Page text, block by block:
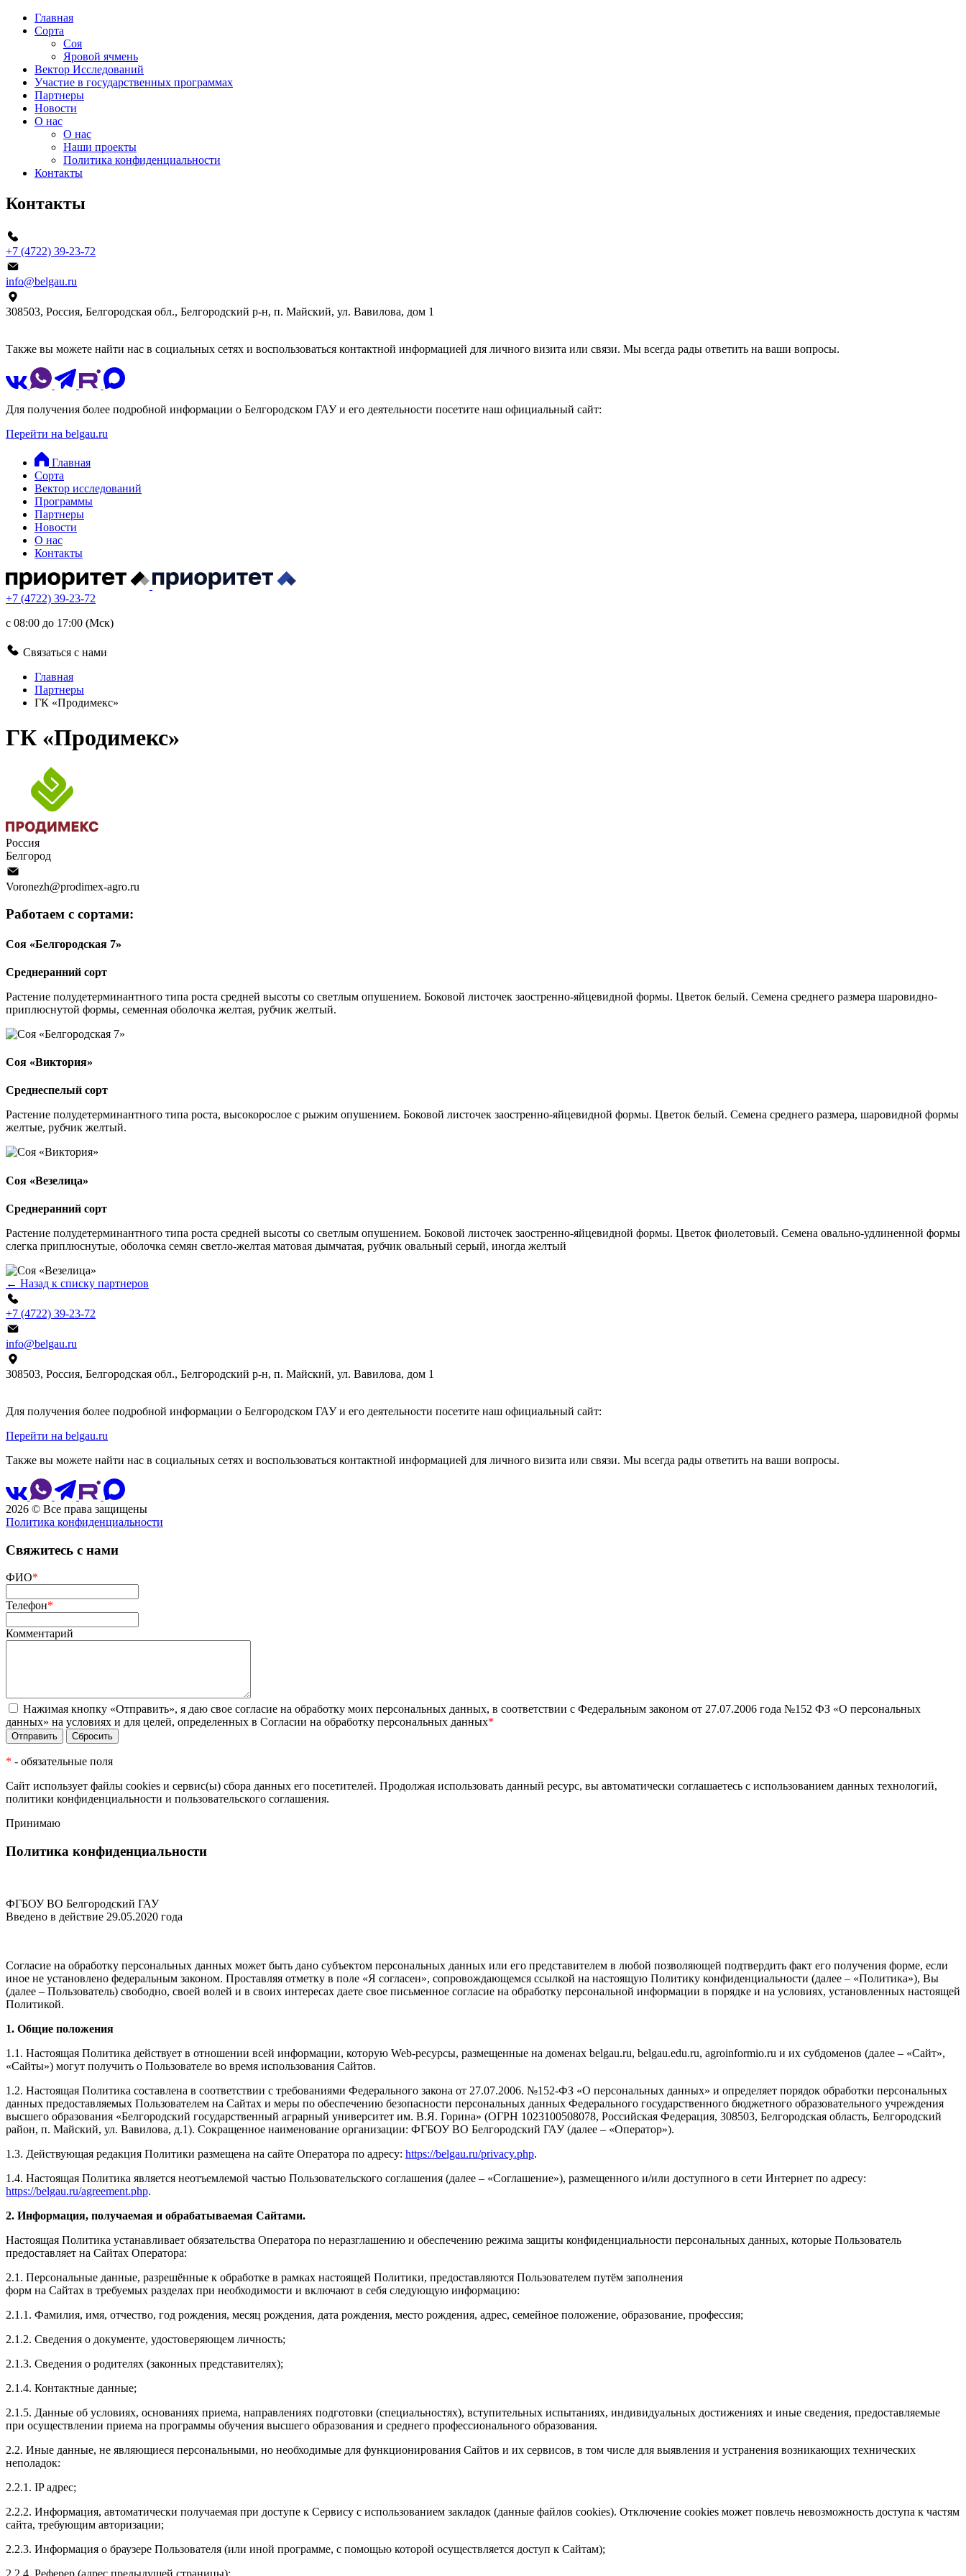
Главная
Сорта
Соя
Яровой ячмень
Вектор Исследований
Участие в государственных программах
Партнеры
Новости
О нас
О нас
Наши проекты
Политика конфиденциальности
Контакты
Контакты
+7 (4722) 39-23-72
info@belgau.ru
308503, Россия, Белгородская обл., Белгородский р‑н, п. Майский, ул. Вавилова, дом 1
Также вы можете найти нас в социальных сетях и воспользоваться контактной информацией для личного визита или связи. Мы всегда рады ответить на ваши вопросы.
Для получения более подробной информации о Белгородском ГАУ и его деятельности посетите наш официальный сайт:
Перейти на belgau.ru
Главная
Сорта
Вектор исследований
Программы
Партнеры
Новости
О нас
Контакты
+7 (4722) 39-23-72
с 08:00 до 17:00 (Мск)
Связаться с нами
Главная
Партнеры
ГК «Продимекс»
ГК «Продимекс»
Россия
Белгород
Voronezh@prodimex-agro.ru
Работаем с сортами:
Соя «Белгородская 7»
Среднеранний сорт
Растение полудетерминантного типа роста средней высоты со светлым опушением. Боковой листочек заостренно-яйцевидной формы. Цветок белый. Семена среднего размера шаровидно-
приплюснутой формы, семенная оболочка желтая, рубчик желтый.
Соя «Виктория»
Среднеспелый сорт
Растение полудетерминантного типа роста, высокорослое с рыжим опушением. Боковой листочек заостренно-яйцевидной формы. Цветок белый. Семена среднего размера, шаровидной формы
желтые, рубчик желтый.
Соя «Везелица»
Среднеранний сорт
Растение полудетерминантного типа роста средней высоты со светлым опушением. Боковой листочек заостренно-яйцевидной формы. Цветок фиолетовый. Семена овально-удлиненной формы
слегка приплюснутые, оболочка семян светло-желтая матовая дымчатая, рубчик овальный серый, иногда желтый
← Назад к списку партнеров
+7 (4722) 39-23-72
info@belgau.ru
308503, Россия, Белгородская обл., Белгородский р‑н, п. Майский, ул. Вавилова, дом 1
Для получения более подробной информации о Белгородском ГАУ и его деятельности посетите наш официальный сайт:
Перейти на belgau.ru
Также вы можете найти нас в социальных сетях и воспользоваться контактной информацией для личного визита или связи. Мы всегда рады ответить на ваши вопросы.
2026 © Все права защищены
Политика конфиденциальности
Свяжитесь с нами
ФИО*
Телефон*
Комментарий
Нажимая кнопку «Отправить», я даю свое согласие на обработку моих персональных данных, в соответствии с Федеральным законом от 27.07.2006 года №152 ФЗ «О персональных
данных» на условиях и для целей, определенных в Согласии на обработку персональных данных*
* - обязательные поля
Сайт использует файлы cookies и сервис(ы) сбора данных его посетителей. Продолжая использовать данный ресурс, вы автоматически соглашаетесь с использованием данных технологий,
политики конфиденциальности и пользовательского соглашения.
Принимаю
Политика конфиденциальности
ФГБОУ ВО Белгородский ГАУ
Введено в действие 29.05.2020 года
Согласие на обработку персональных данных может быть дано субъектом персональных данных или его представителем в любой позволяющей подтвердить факт его получения форме, если
иное не установлено федеральным законом. Проставляя отметку в поле «Я согласен», сопровождающемся ссылкой на настоящую Политику конфиденциальности (далее – «Политика»), Вы
(далее – Пользователь) свободно, своей волей и в своих интересах даете свое письменное согласие на обработку персональной информации в порядке и на условиях, установленных настоящей
Политикой.
1. Общие положения
1.1. Настоящая Политика действует в отношении всей информации, которую Web-ресурсы, размещенные на доменах belgau.ru, belgau.edu.ru, agroinformio.ru и их субдоменов (далее – «Сайт»,
«Сайты») могут получить о Пользователе во время использования Сайтов.
1.2. Настоящая Политика составлена в соответствии с требованиями Федерального закона от 27.07.2006. №152-ФЗ «О персональных данных» и определяет порядок обработки персональных
данных предоставляемых Пользователем на Сайтах и меры по обеспечению безопасности персональных данных Федерального государственного бюджетного образовательного учреждения
высшего образования «Белгородский государственный аграрный университет им. В.Я. Горина» (ОГРН 1023100508078, Российская Федерация, 308503, Белгородская область, Белгородский
район, п. Майский, ул. Вавилова, д.1). Сокращенное наименование организации: ФГБОУ ВО Белгородский ГАУ (далее – «Оператор»).
1.3. Действующая редакция Политики размещена на сайте Оператора по адресу: https://belgau.ru/privacy.php.
1.4. Настоящая Политика является неотъемлемой частью Пользовательского соглашения (далее – «Соглашение»), размещенного и/или доступного в сети Интернет по адресу:
https://belgau.ru/agreement.php.
2. Информация, получаемая и обрабатываемая Сайтами.
Настоящая Политика устанавливает обязательства Оператора по неразглашению и обеспечению режима защиты конфиденциальности персональных данных, которые Пользователь
предоставляет на Сайтах Оператора:
2.1. Персональные данные, разрешённые к обработке в рамках настоящей Политики, предоставляются Пользователем путём заполнения
форм на Сайтах в требуемых разделах при необходимости и включают в себя следующую информацию:
2.1.1. Фамилия, имя, отчество, год рождения, месяц рождения, дата рождения, место рождения, адрес, семейное положение, образование, профессия;
2.1.2. Сведения о документе, удостоверяющем личность;
2.1.3. Сведения о родителях (законных представителях);
2.1.4. Контактные данные;
2.1.5. Данные об условиях, основаниях приема, направлениях подготовки (специальностях), вступительных испытаниях, индивидуальных достижениях и иные сведения, предоставляемые
при осуществлении приема на программы обучения высшего образования и среднего профессионального образования.
2.2. Иные данные, не являющиеся персональными, но необходимые для функционирования Сайтов и их сервисов, в том числе для выявления и устранения возникающих технических
неполадок:
2.2.1. IP адрес;
2.2.2. Информация, автоматически получаемая при доступе к Сервису с использованием закладок (данные файлов cookies). Отключение cookies может повлечь невозможность доступа к частям
сайта, требующим авторизации;
2.2.3. Информация о браузере Пользователя (или иной программе, с помощью которой осуществляется доступ к Сайтам);
2.2.4. Реферер (адрес предыдущей страницы);